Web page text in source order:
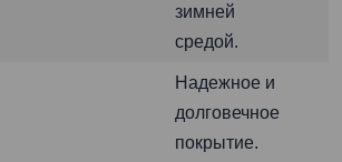
зимней
средой.
Надежное и
долговечное
покрытие.